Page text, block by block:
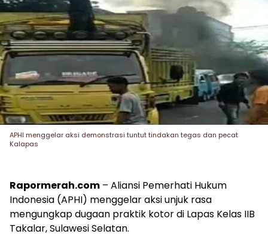
APHI menggelar aksi demonstrasi tuntut tindakan tegas dan pecat
Kalapas
Rapormerah.com – Aliansi Pemerhati Hukum
Indonesia (APHI) menggelar aksi unjuk rasa
mengungkap dugaan praktik kotor di Lapas Kelas IIB
Takalar, Sulawesi Selatan.